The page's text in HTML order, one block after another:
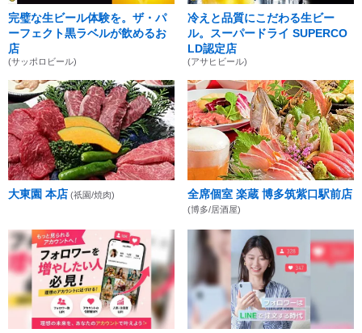
完璧な生ビール体験を。ザ・パ
ーフェクト黒ラベルが飲めるお
店
(サッポロビール)
冷えと品質にこだわる生ビー
ル。スーパードライ SUPERCO
LD認定店
(アサヒビール)
大東園 本店 (祇園/焼肉) 全席個室 楽蔵 博多筑紫口駅前店
(博多/居酒屋)